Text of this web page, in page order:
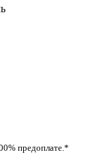
предоплате.*